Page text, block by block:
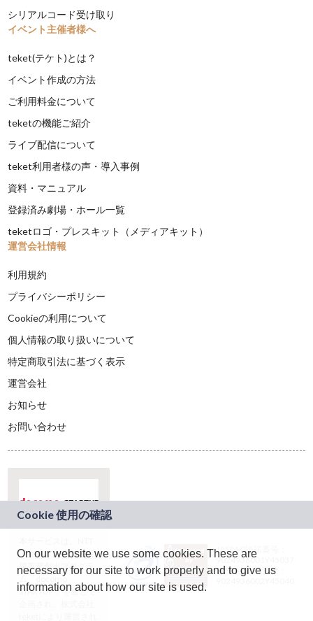
シリアルコード受け取り
イベント主催者様へ
teket(テケト)とは？
イベント作成の方法
ご利用料金について
teketの機能ご紹介
ライブ配信について
teket利用者様の声・導入事例
資料・マニュアル
登録済み劇場・ホール一覧
teketロゴ・プレスキット（メディアキット）
運営会社情報
利用規約
プライバシーポリシー
Cookieの利用について
個人情報の取り扱いについて
特定商取引法に基づく表示
運営会社
お知らせ
お問い合わせ
ドコモグループの新
規事業創出プログラ
ム「docomo
STARTUP」を通じて
JASRAC許諾番号：
9024936001Y45037
JASRAC許諾番号：
On our website we use some cookies. These are
necessary for our site to work properly and to give us
information about how our site is used.